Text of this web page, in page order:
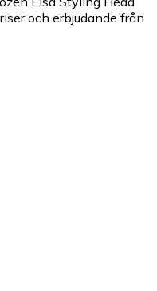
och erbjudande från